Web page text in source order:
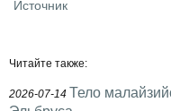
Источник
Читайте также:
2026-07-14 Тело